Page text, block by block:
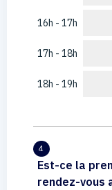
16h - 17h
17h - 18h
18h - 19h
4
Est-ce la
rendez-vous